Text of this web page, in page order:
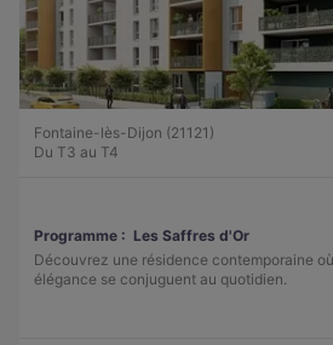
Fontaine-lès-Dijon (21121)
Du T3 au T4
Programme : Les Saffres d'Or
Découvrez une résidence contemporaine
élégance se conjuguent au quotidien.